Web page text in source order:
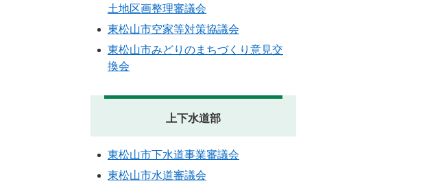
土地区画整理審議会
東松山市空家等対策協議会
東松山市みどりのまちづくり意見交
換会
上下水道部
東松山市下水道事業審議会
東松山市水道審議会